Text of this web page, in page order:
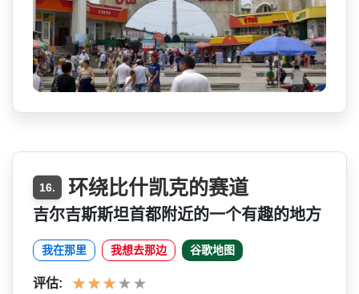
16. 环绕比什凯克的赛道
吉尔吉斯斯坦首都附近的一个有趣的地方
我在那里 我想去那边 谷歌地图
评估: